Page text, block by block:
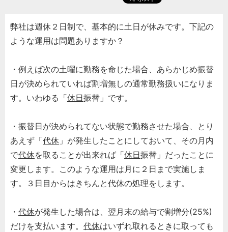
弊社は週休２日制で、基本的に土日が休みです。下記の
ような運用は問題ありますか？
・例えば次の土曜に勤務を命じた場合、あらかじめ振替
日が決められていれば割増無しの通常勤務扱いになりま
す。いわゆる「休日振替」です。
・振替日が決められてない状態で勤務させた場合、とり
あえず「代休 」が発生したことにしておいて、その月内
で代休を取ることが出来れば「休日振替」だったことに
変更します。このような運用は月に２日まで実施しま
す。３日目からはきちんと代休の処理をします。
・ 代休が発生した場合は、翌月末の給与で割増分(25%)
だけを支払います。 代休はいずれ取れるときに取っても